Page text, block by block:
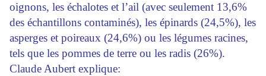
oignons, les échalotes et l’ail (avec seulement 13,6%
des échantillons contaminés), les épinards (24,5%), les
asperges et poireaux (24,6%) ou les légumes racines,
tels que les pommes de terre ou les radis (26%).
Claude Aubert explique: